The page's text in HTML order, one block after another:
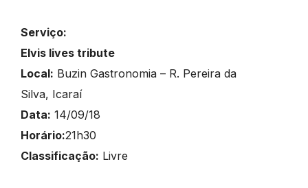
Serviço:
Elvis lives tribute
Local: Buzin Gastronomia – R. Pereira da
Silva, Icaraí
Data: 14/09/18
Horário:21h30
Classificação: Livre